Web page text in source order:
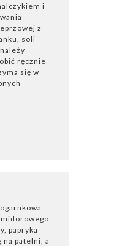
i
z
soli
ręcznie
się w
papryka
na patelni, a